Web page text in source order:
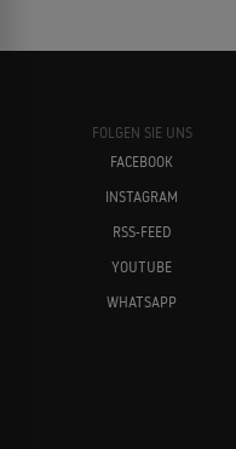
FOLGEN SIE UNS
FACEBOOK
INSTAGRAM
RSS-FEED
YOUTUBE
WHATSAPP